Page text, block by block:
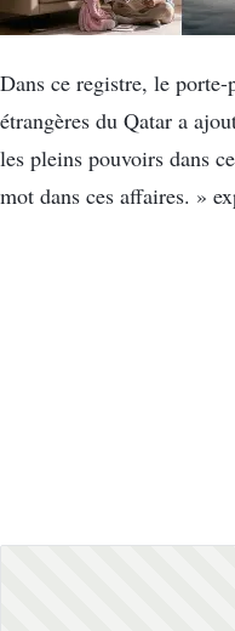
Dans ce registre, le
étrangères du Qatar a
les pleins pouvoirs dans
mot dans ces affaires. »